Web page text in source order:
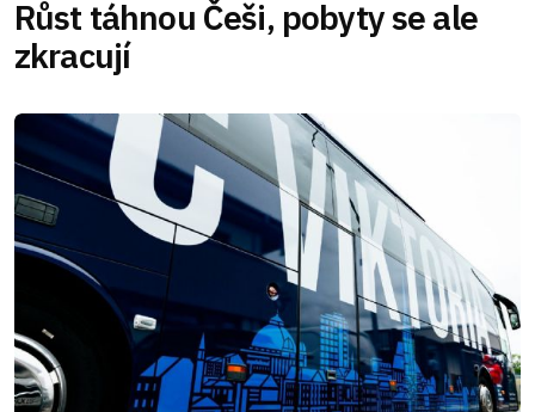
Růst táhnou Češi, pobyty se ale
zkracují